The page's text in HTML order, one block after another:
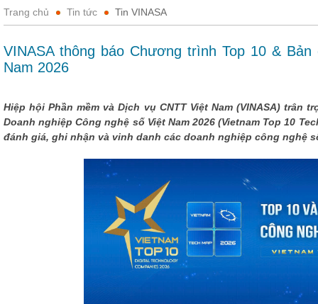
Trang chủ Tin tức Tin VINASA
VINASA thông báo Chương trình Top 10 &
Nam 2026
Hiệp hội Phần mềm và Dịch vụ CNTT Việt Nam (VINASA)
Doanh nghiệp Công nghệ số Việt Nam 2026 (Vietnam Top 10
đánh giá, ghi nhận và vinh danh các doanh nghiệp công nghệ